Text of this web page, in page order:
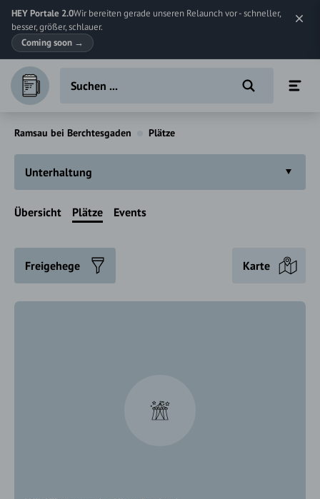
HEY Portale 2.0Wir bereiten gerade unseren Relaunch vor - schneller,
besser, größer, schlauer.
Coming soon →
Ramsau bei Berchtesgaden Plätze
Unterhaltung
Übersicht Plätze Events
Freigehege Karte